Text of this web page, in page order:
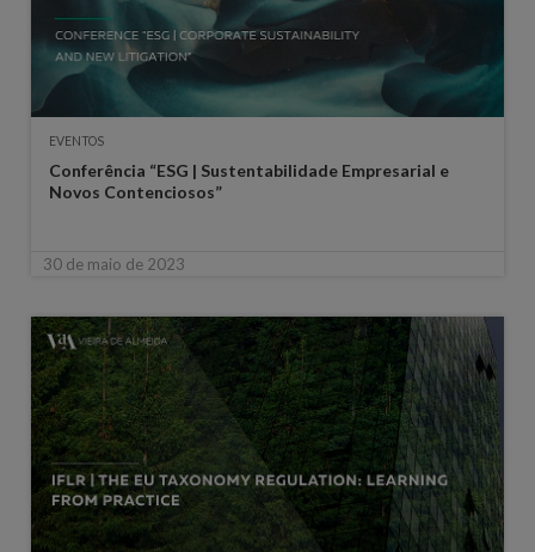
EVENTOS
Conferência “ESG | Sustentabilidade Empresarial e
Novos Contenciosos”
30 de maio de 2023